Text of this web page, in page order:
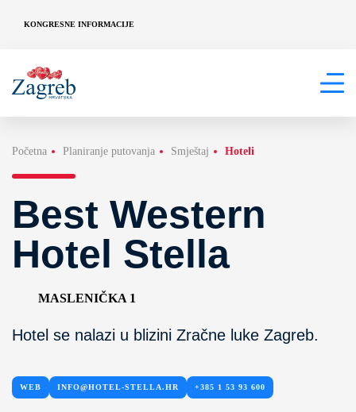
KONGRESNE INFORMACIJE
Početna Planiranje putovanja Smještaj Hoteli
Best Western
Hotel Stella
MASLENIČKA 1
Hotel se nalazi u blizini Zračne luke Zagreb.
WEB INFO@HOTEL-STELLA.HR +385 1 53 93 600